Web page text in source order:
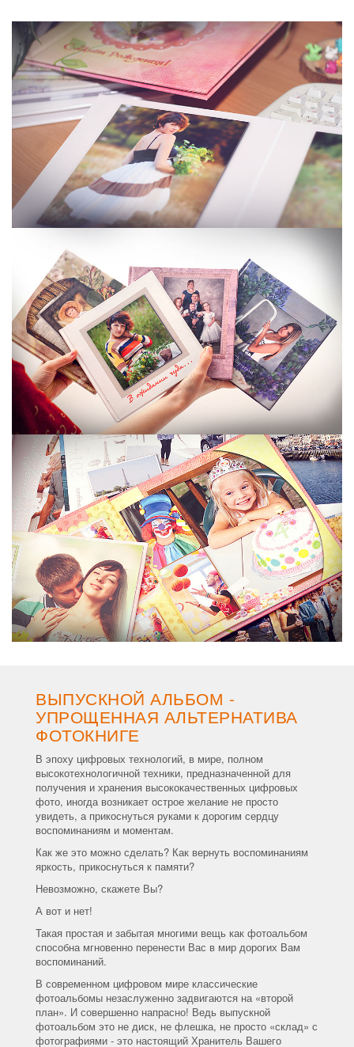
ВЫПУСКНОЙ АЛЬБОМ -
УПРОЩЕННАЯ АЛЬТЕРНАТИВА
ФОТОКНИГЕ
В эпоху цифровых технологий, в мире, полном
высокотехнологичной техники, предназначенной для
получения и хранения высококачественных цифровых
фото, иногда возникает острое желание не просто
увидеть, а прикоснуться руками к дорогим сердцу
воспоминаниям и моментам.
Как же это можно сделать? Как вернуть воспоминаниям
яркость, прикоснуться к памяти?
Невозможно, скажете Вы?
А вот и нет!
Такая простая и забытая многими вещь как фотоальбом
способна мгновенно перенести Вас в мир дорогих Вам
воспоминаний.
В современном цифровом мире классические
фотоальбомы незаслуженно задвигаются на «второй
план». И совершенно напрасно! Ведь выпускной
фотоальбом это не диск, не флешка, не просто «склад» с
фотографиями - это настоящий Хранитель Вашего